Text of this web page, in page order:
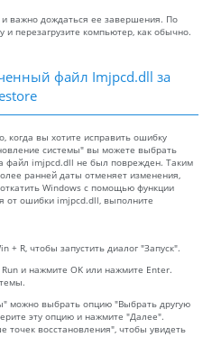
важно дождаться ее завершения. По
перезагрузите компьютер, как обычно.
файл Imjpcd.dll за
когда вы хотите исправить ошибку
системы" вы можете выбрать
файл imjpcd.dll не был поврежден. Таким
ранней даты отменяет изменения,
Windows с помощью функции
от ошибки imjpcd.dll, выполните
R, чтобы запустить диалог "Запуск".
и нажмите OK или нажмите Enter.
можно выбрать опцию "Выбрать другую
эту опцию и нажмите "Далее".
точек восстановления", чтобы увидеть